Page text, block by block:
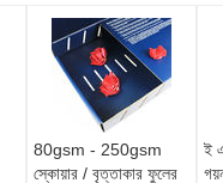
80gsm - 250gsm
স্কোয়ার / বৃত্তাকার ফুলের
ই